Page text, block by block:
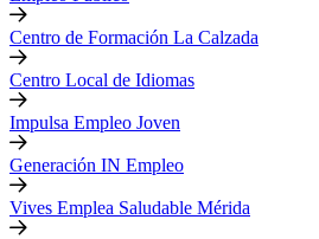
Centro de Formación La Calzada
Centro Local de Idiomas
Impulsa Empleo Joven
Generación IN Empleo
Vives Emplea Saludable Mérida